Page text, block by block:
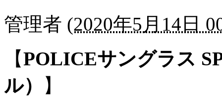
管理者 (2020年5月14日
【POLICEサングラス
ル）
】